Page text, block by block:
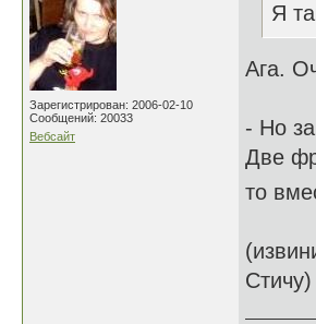
Зарегистрирован: 2006-02-10
Сообщений: 20033
Вебсайт
Я
Ага.
- Но
Две
то
Стичу)